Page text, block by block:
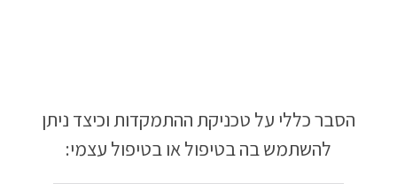
הסבר כללי על טכניקת ההתמקדות וכיצד ניתן
להשתמש בה בטיפול או בטיפול עצמי: